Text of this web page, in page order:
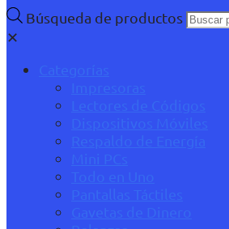
Búsqueda de productos
✕
Categorías
Impresoras
Lectores de Códigos
Dispositivos Móviles
Respaldo de Energía
Mini PCs
Todo en Uno
Pantallas Táctiles
Gavetas de Dinero